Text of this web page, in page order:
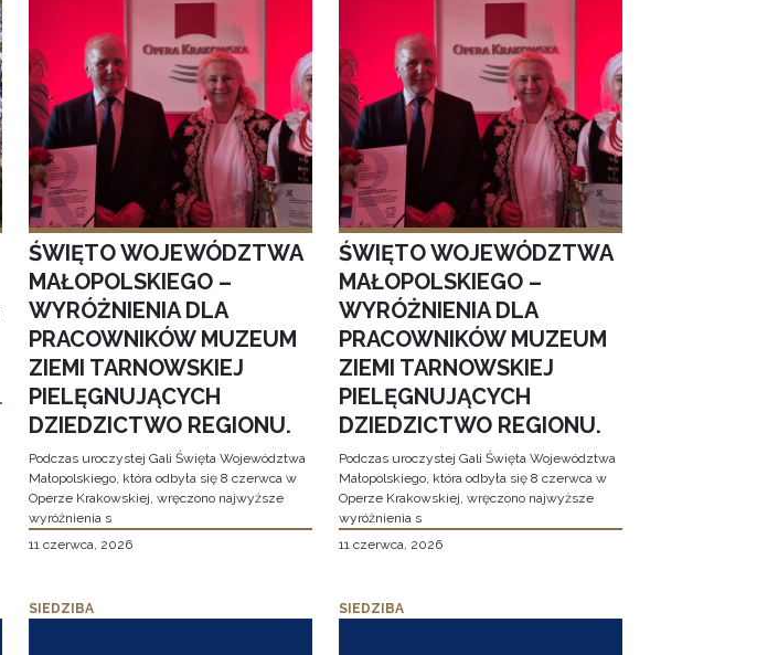
ŚWIĘTO WOJEWÓDZTWA
MAŁOPOLSKIEGO –
WYRÓŻNIENIA DLA
PRACOWNIKÓW MUZEUM
ZIEMI TARNOWSKIEJ
PIELĘGNUJĄCYCH
DZIEDZICTWO REGIONU.
Podczas uroczystej Gali Święta Województwa
Małopolskiego, która odbyła się 8 czerwca w
Operze Krakowskiej, wręczono najwyższe
wyróżnienia s
11 czerwca, 2026
ŚWIĘTO WOJEWÓDZTWA
MAŁOPOLSKIEGO –
WYRÓŻNIENIA DLA
PRACOWNIKÓW MUZEUM
ZIEMI TARNOWSKIEJ
PIELĘGNUJĄCYCH
DZIEDZICTWO REGIONU.
Podczas uroczystej Gali Święta Województwa
Małopolskiego, która odbyła się 8 czerwca w
Operze Krakowskiej, wręczono najwyższe
wyróżnienia s
11 czerwca, 2026
SIEDZIBA SIEDZIBA